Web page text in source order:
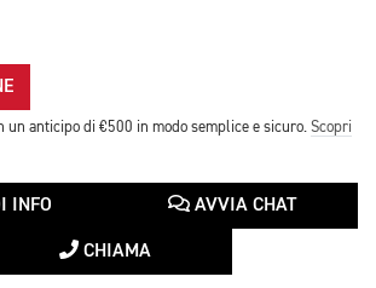
un anticipo di €500 in modo semplice e sicuro. Scopri
INFO AVVIA CHAT
CHIAMA